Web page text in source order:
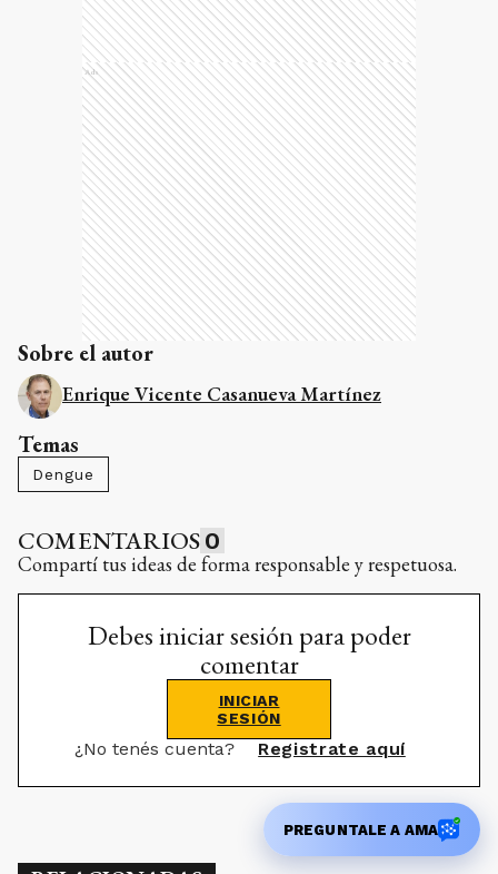
Ads
Sobre el autor
Enrique Vicente Casanueva Martínez
Temas
Dengue
COMENTARIOS 0
Compartí tus ideas de forma responsable y respetuosa.
Debes iniciar sesión para poder
comentar
INICIAR
SESIÓN
¿No tenés cuenta? Registrate aquí
PREGUNTALE A AMA